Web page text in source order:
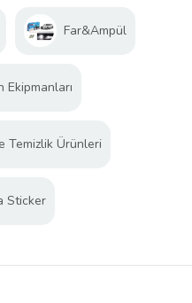
Far&Ampül
Ekipmanları
Temizlik Ürünleri
Sticker